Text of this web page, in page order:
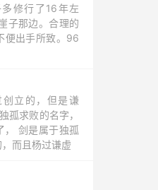
修行了16年左
子那边。合理的
便出手所致。96
立的，但是谦
孤求败的名字，
， 剑是属于独孤
而且杨过谦虚